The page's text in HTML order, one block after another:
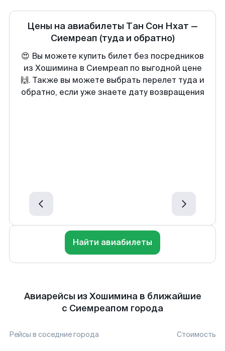
Цены на авиабилеты Тан Сон Нхат —
Сиемреап (туда и обратно)
😍 Вы можете купить билет без посредников
из Хошимина в Сиемреап по выгодной цене
🙌. Также вы можете выбрать перелет туда и
обратно, если уже знаете дату возвращения
Найти авиабилеты
Авиарейсы из Хошимина в ближайшие
с Сиемреапом города
Рейсы в соседние города Стоимость